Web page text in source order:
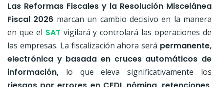
Las Reformas Fiscales y la Resolución Miscelánea
Fiscal 2026 marcan un cambio decisivo en la manera
en que el SAT vigilará y controlará las operaciones de
las empresas. La fiscalización ahora será permanente,
electrónica y basada en cruces automáticos de
información, lo que eleva significativamente los